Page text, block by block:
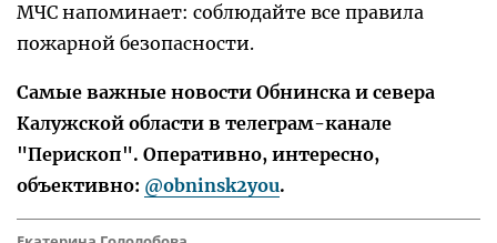
МЧС напоминает: соблюдайте все правила
пожарной безопасности.
Самые важные новости Обнинска и севера
Калужской области в телеграм-канале
"Перископ". Оперативно, интересно,
объективно: @obninsk2you.